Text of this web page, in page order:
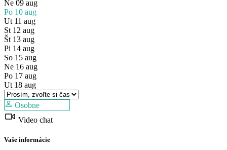
Predaj
Dostupné
Predaj
Dostupné
Ne 09 aug
Po 10 aug
Ut 11 aug
St 12 aug
Št 13 aug
Pi 14 aug
So 15 aug
Ne 16 aug
Po 17 aug
Ut 18 aug
Osobne
Video chat
Vaše informácie